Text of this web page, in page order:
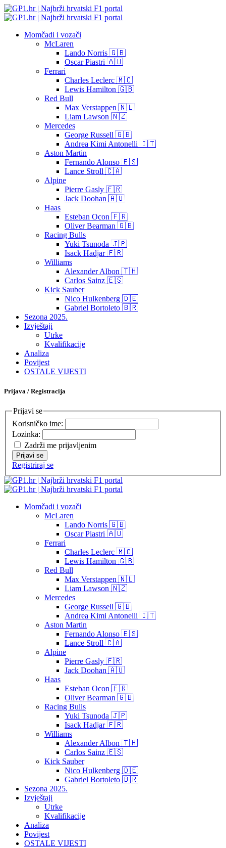
Momčadi i vozači
McLaren
Lando Norris 🇬🇧
Oscar Piastri 🇦🇺
Ferrari
Charles Leclerc 🇲🇨
Lewis Hamilton 🇬🇧
Red Bull
Max Verstappen 🇳🇱
Liam Lawson 🇳🇿
Mercedes
George Russell 🇬🇧
Andrea Kimi Antonelli 🇮🇹
Aston Martin
Fernando Alonso 🇪🇸
Lance Stroll 🇨🇦
Alpine
Pierre Gasly 🇫🇷
Jack Doohan 🇦🇺
Haas
Esteban Ocon 🇫🇷
Oliver Bearman 🇬🇧
Racing Bulls
Yuki Tsunoda 🇯🇵
Isack Hadjar 🇫🇷
Williams
Alexander Albon 🇹🇭
Carlos Sainz 🇪🇸
Kick Sauber
Nico Hulkenberg 🇩🇪
Gabriel Bortoleto 🇧🇷
Sezona 2025.
Izvještaji
Utrke
Kvalifikacije
Analiza
Povijest
OSTALE VIJESTI
Prijava / Registracija
Prijavi se
Korisničko ime:
Lozinka:
Zadrži me prijavljenim
Prijavi se
Registriraj se
Momčadi i vozači
McLaren
Lando Norris 🇬🇧
Oscar Piastri 🇦🇺
Ferrari
Charles Leclerc 🇲🇨
Lewis Hamilton 🇬🇧
Red Bull
Max Verstappen 🇳🇱
Liam Lawson 🇳🇿
Mercedes
George Russell 🇬🇧
Andrea Kimi Antonelli 🇮🇹
Aston Martin
Fernando Alonso 🇪🇸
Lance Stroll 🇨🇦
Alpine
Pierre Gasly 🇫🇷
Jack Doohan 🇦🇺
Haas
Esteban Ocon 🇫🇷
Oliver Bearman 🇬🇧
Racing Bulls
Yuki Tsunoda 🇯🇵
Isack Hadjar 🇫🇷
Williams
Alexander Albon 🇹🇭
Carlos Sainz 🇪🇸
Kick Sauber
Nico Hulkenberg 🇩🇪
Gabriel Bortoleto 🇧🇷
Sezona 2025.
Izvještaji
Utrke
Kvalifikacije
Analiza
Povijest
OSTALE VIJESTI